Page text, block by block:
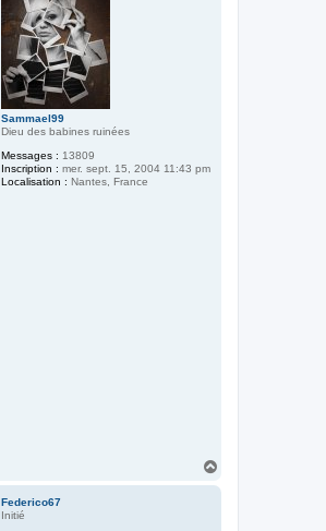
Sammael99
Dieu des babines ruinées
Messages : 13809
Inscription : mer. sept. 15, 2004 11:43 pm
Localisation : Nantes, France
Federico67
Initié